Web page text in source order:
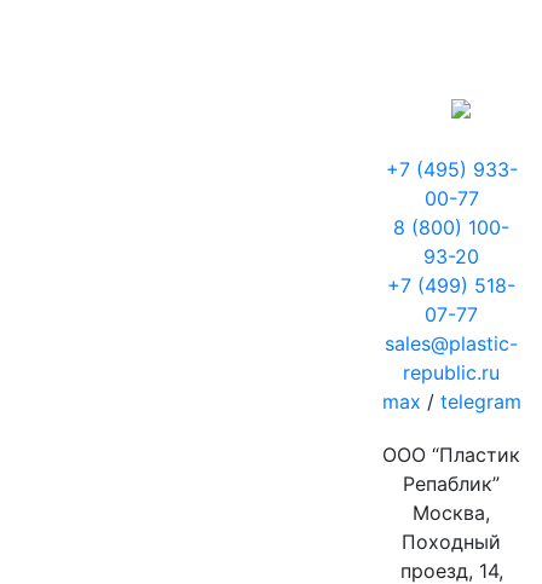
+7 (495) 933-
00-77
8 (800) 100-
93-20
+7 (499) 518-
07-77
sales@plastic-
republic.ru
max / telegram
ООО “Пластик
Репаблик”
Москва,
Походный
проезд, 14,